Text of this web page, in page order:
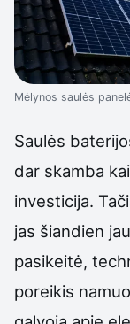
Mėlynos saulės
Saulės
dar skamba
investicija.
jas šiandien
pasikeitė,
poreikis